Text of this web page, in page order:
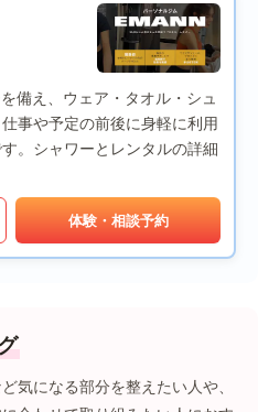
備え、ウェア・タオル・シュ
事や予定の前後に身軽に利用
。シャワーとレンタルの詳細
体験・相談予約
気になる部分を整えたい人や、